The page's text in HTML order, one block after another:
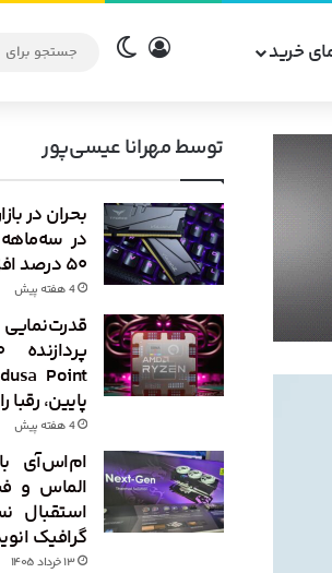
خرید ورودتغییر پوسته
توسط مهرانا عیسی‌پور
۵۰ درصد افزایش می‌یابد
4 هفته پیش
پایین،
4 هفته پیش
ام‌اس‌آی
الماس و
استقبال
گرافیک
۱۳ خرداد ۱۴۰۵